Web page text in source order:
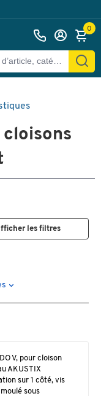
0
les filtres
V, pour cloison
AKUSTIX
sur 1 côté, vis
sous